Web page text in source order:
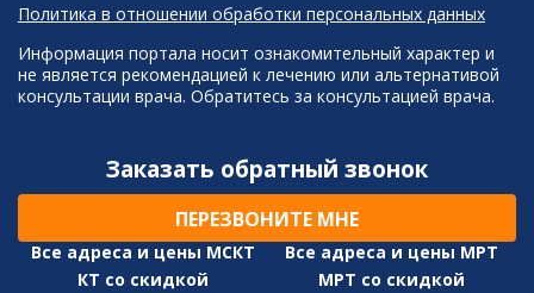
Политика в отношении обработки персональных данных
Информация портала носит ознакомительный характер и
не является рекомендацией к лечению или альтернативой
консультации врача. Обратитесь за консультацией врача.
Заказать обратный звонок
ПЕРЕЗВОНИТЕ МНЕ
Все адреса и цены МСКТ
Все адреса и цены МРТ
КТ со скидкой
МРТ со скидкой